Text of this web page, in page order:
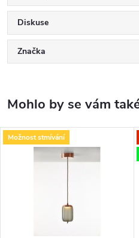
Diskuse
Značka
Možnost stmívání